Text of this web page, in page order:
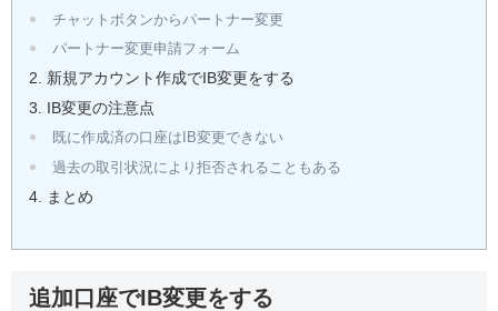
チャットボタンからパートナー変更
パートナー変更申請フォーム
新規アカウント作成でIB変更をする
IB変更の注意点
既に作成済の口座はIB変更できない
過去の取引状況により拒否されることもある
まとめ
追加口座でIB変更をする